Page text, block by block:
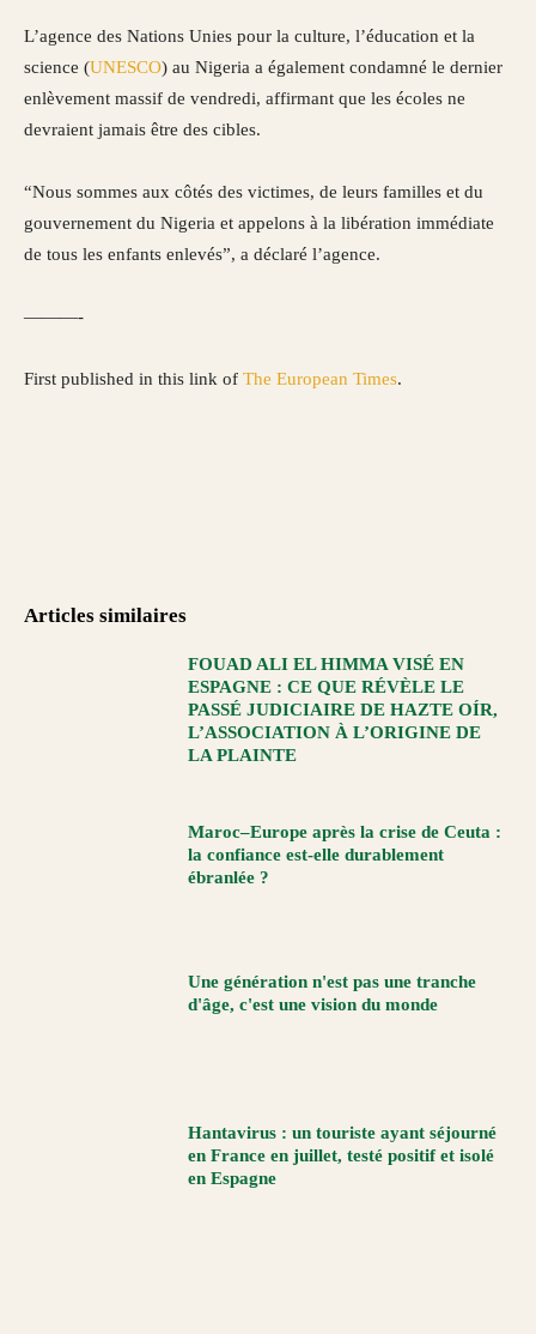
L’agence des Nations Unies pour la culture, l’éducation et la
science (UNESCO) au Nigeria a également condamné le dernier
enlèvement massif de vendredi, affirmant que les écoles ne
devraient jamais être des cibles.
“Nous sommes aux côtés des victimes, de leurs familles et du
gouvernement du Nigeria et appelons à la libération immédiate
de tous les enfants enlevés”, a déclaré l’agence.
———-
First published in this link of The European Times.
Articles similaires
FOUAD ALI EL HIMMA VISÉ EN
ESPAGNE : CE QUE RÉVÈLE LE
PASSÉ JUDICIAIRE DE HAZTE OÍR,
L’ASSOCIATION À L’ORIGINE DE
LA PLAINTE
Maroc–Europe après la crise de Ceuta :
la confiance est-elle durablement
ébranlée ?
Une génération n'est pas une tranche
d'âge, c'est une vision du monde
Hantavirus : un touriste ayant séjourné
en France en juillet, testé positif et isolé
en Espagne